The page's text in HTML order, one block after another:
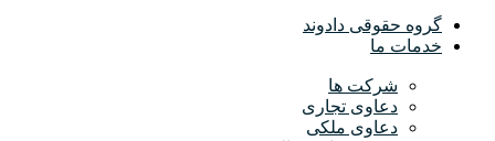
گروه حقوقی دادوند
خدمات ما
شرکت ها
دعاوی تجاری
دعاوی ملکی